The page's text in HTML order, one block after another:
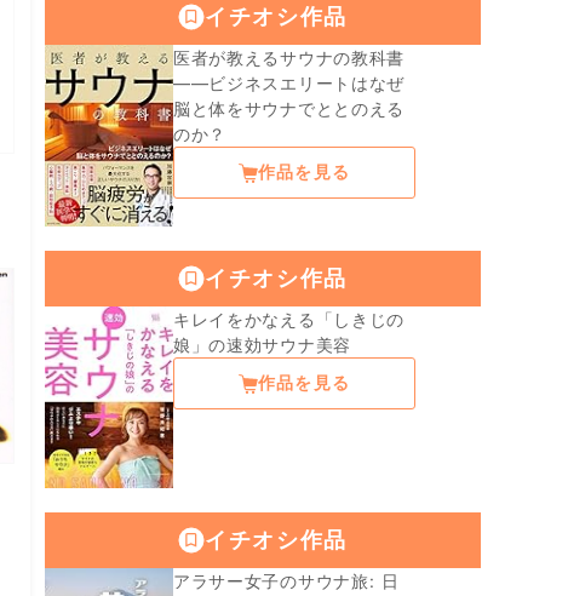
イチオシ作品
医者が教えるサウナの教科書
――ビジネスエリートはなぜ
脳と体をサウナでととのえる
のか？
作品を見る
イチオシ作品
キレイをかなえる「しきじの
娘」の速効サウナ美容
作品を見る
イチオシ作品
アラサー女子のサウナ旅: 日